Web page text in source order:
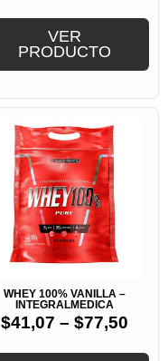
VER
PRODUCTO
WHEY 100% VANILLA –
INTEGRALMEDICA
$41,07 – $77,50